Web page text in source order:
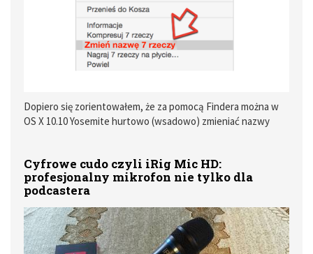
Dopiero się zorientowałem, że za pomocą Findera można w
OS X 10.10 Yosemite hurtowo (wsadowo) zmieniać nazwy
Cyfrowe cudo czyli iRig Mic HD:
profesjonalny mikrofon nie tylko dla
podcastera